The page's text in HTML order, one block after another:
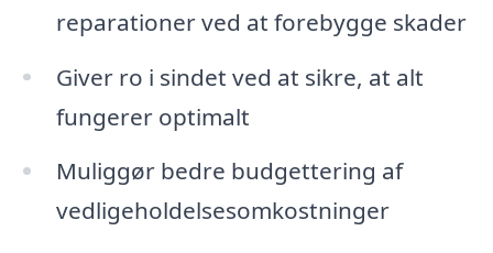
reparationer ved at forebygge skader
Giver ro i sindet ved at sikre, at alt
fungerer optimalt
Muliggør bedre budgettering af
vedligeholdelsesomkostninger